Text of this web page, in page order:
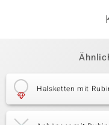
Halsketten mit